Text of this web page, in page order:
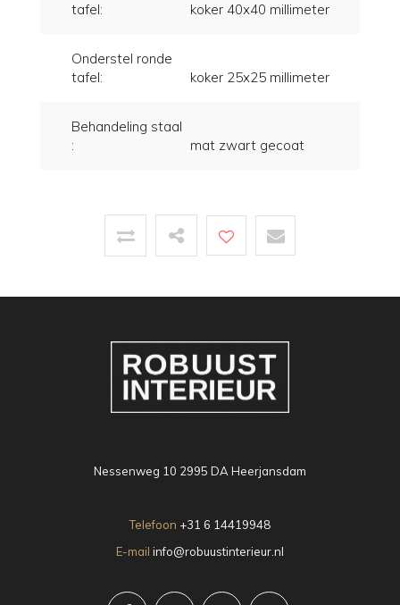
tafel:
koker 40x40 millimeter
Onderstel ronde
tafel:
koker 25x25 millimeter
Behandeling staal
:
mat zwart gecoat
Nessenweg 10 2995 DA Heerjansdam
Telefoon +31 6 14419948
E-mail info@robuustinterieur.nl